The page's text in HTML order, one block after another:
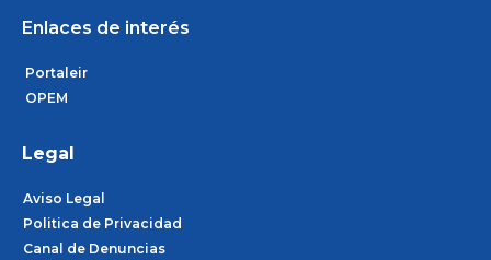
Enlaces de interés
Portaleir
OPEM
Legal
Aviso Legal
Politica de Privacidad
Canal de Denuncias